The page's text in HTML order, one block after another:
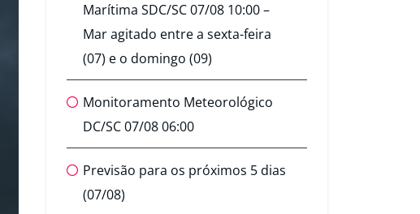
Marítima SDC/SC 07/08 10:00 –
Mar agitado entre a sexta-feira
(07) e o domingo (09)
Monitoramento Meteorológico
DC/SC 07/08 06:00
Previsão para os próximos 5 dias
(07/08)